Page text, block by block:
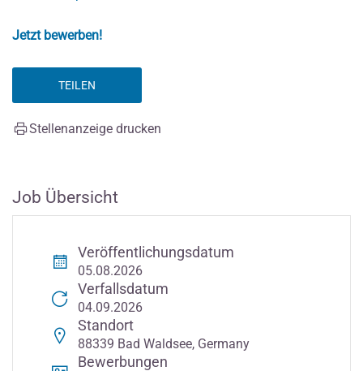
Jetzt bewerben!
TEILEN
Stellenanzeige drucken
Job Übersicht
Veröffentlichungsdatum
05.08.2026
Verfallsdatum
04.09.2026
Standort
88339 Bad Waldsee, Germany
Bewerbungen